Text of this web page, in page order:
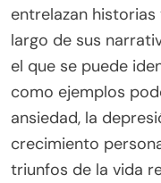
entrelazan
largo de sus
el que se puede
como ejemplos
ansiedad, la
crecimiento
triunfos de la vida